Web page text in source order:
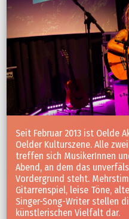
Seit Februar 2013 ist Oelde
Oelder Kulturszene. Alle
treffen sich MusikerInnen
Abend, an dem das
Vordergrund steht.
Gitarrenspiel, leise Töne,
Singer-Song-Writer stellen
künstlerischen Vielfalt dar.